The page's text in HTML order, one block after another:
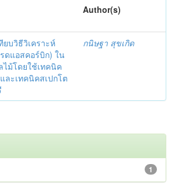
Author(s)
ยบวิธีวิเคราะห์
ดแอสคอร์บิก) ใน
ม้โดยใช้เทคนิค
ละเทคนิคสเปกโต
กนิษฐา สุขเกิด
1